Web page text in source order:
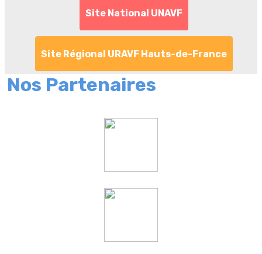
Site National UNAVF
Site Régional URAVF Hauts-de-France
Nos Partenaires